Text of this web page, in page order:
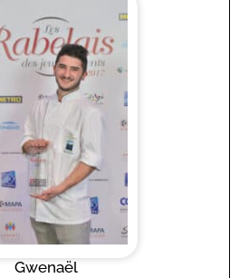
Gwenaël